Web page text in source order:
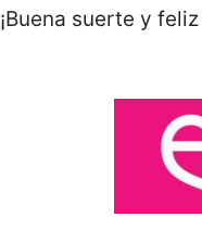
¡Buena suerte y